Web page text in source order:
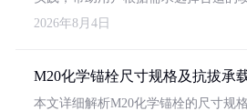
2026年8月4日
M20化学锚栓尺寸规格及抗拔承
本文详细解析M20化学锚栓的尺寸规